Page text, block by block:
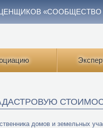
домов и земельных